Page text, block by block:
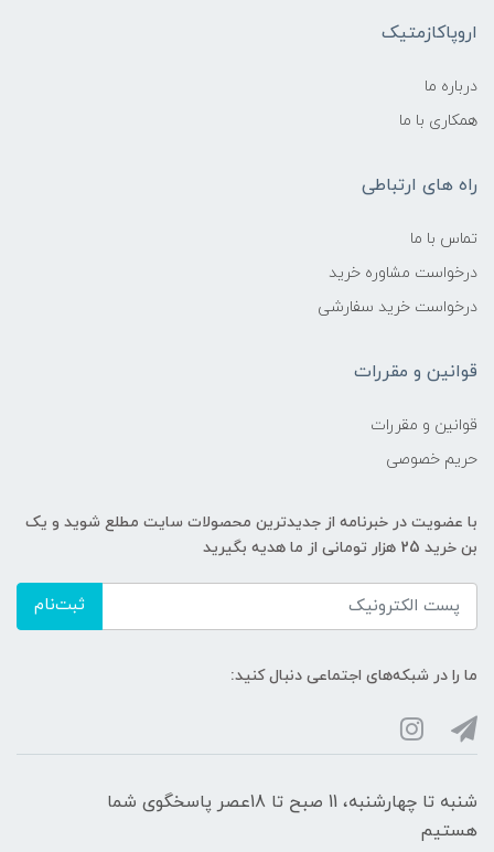
اروپاکازمتیک
درباره ما
همکاری با ما
راه های ارتباطی
تماس با ما
درخواست مشاوره خرید
درخواست خرید سفارشی
قوانین و مقررات
قوانین و مقررات
حریم خصوصی
با عضویت در خبرنامه از جدیدترین محصولات سایت مطلع شوید و یک
بن خرید 25 هزار تومانی از ما هدیه بگیرید
ثبت‌نام
ما را در شبکه‌های اجتماعی دنبال کنید:
شنبه تا چهارشنبه، 11 صبح تا 18عصر پاسخگوی شما
هستیم